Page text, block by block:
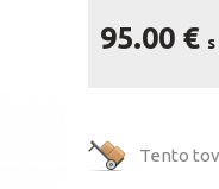
95.00 € s
Tento